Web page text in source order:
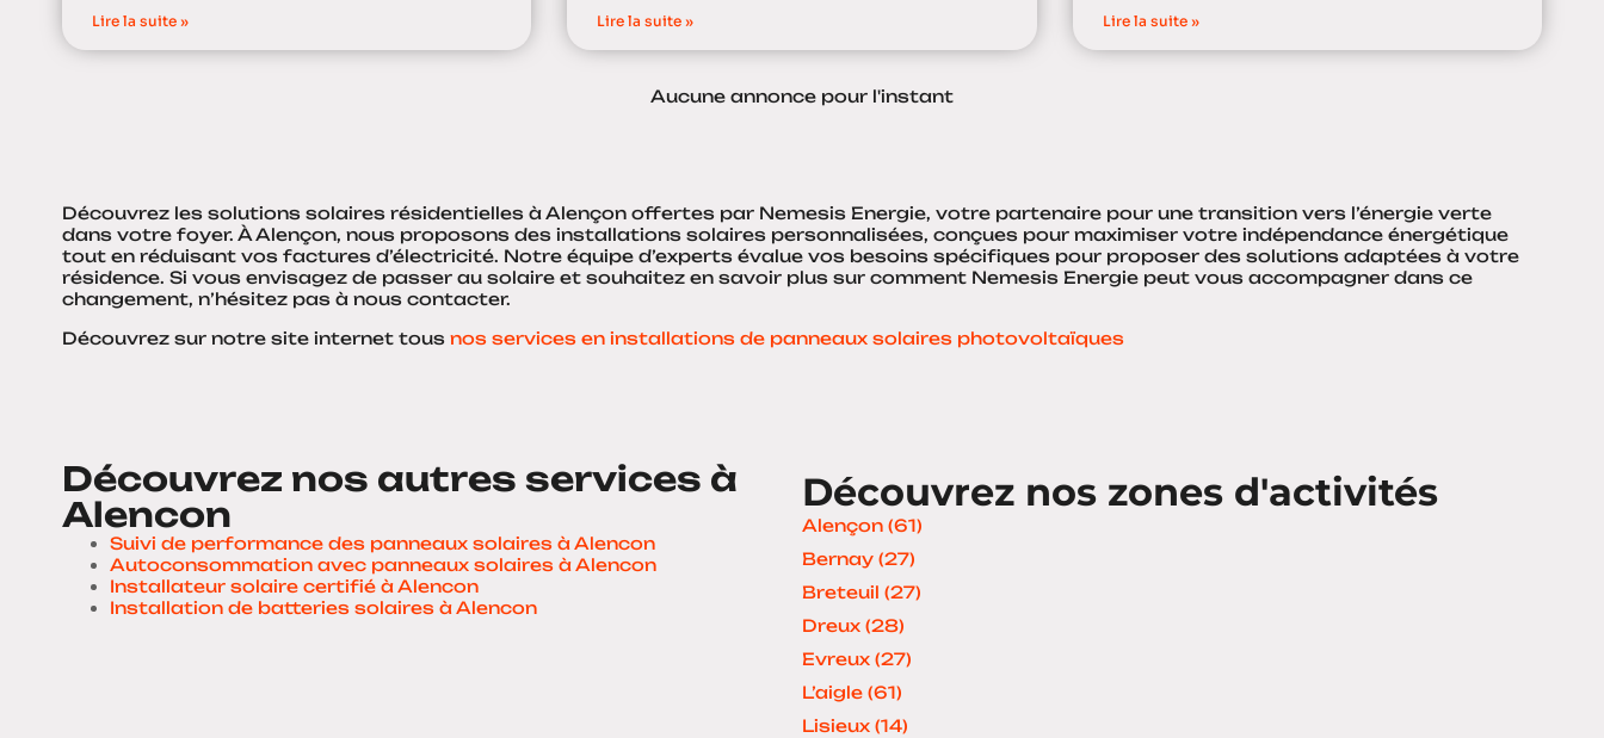
Lire la suite » Lire la suite » Lire la suite »
Aucune annonce pour l'instant
Découvrez les solutions solaires résidentielles à Alençon offertes par Nemesis Energie, votre partenaire pour une transition vers l’énergie verte
dans votre foyer. À Alençon, nous proposons des installations solaires personnalisées, conçues pour maximiser votre indépendance énergétique
tout en réduisant vos factures d’électricité. Notre équipe d’experts évalue vos besoins spécifiques pour proposer des solutions adaptées à votre
résidence. Si vous envisagez de passer au solaire et souhaitez en savoir plus sur comment Nemesis Energie peut vous accompagner dans ce
changement, n’hésitez pas à nous contacter.
Découvrez sur notre site internet tous nos services en installations de panneaux solaires photovoltaïques
Découvrez nos autres services à
Alencon
Suivi de performance des panneaux solaires à Alencon
Autoconsommation avec panneaux solaires à Alencon
Installateur solaire certifié à Alencon
Installation de batteries solaires à Alencon
Découvrez nos zones d'activités
Alençon (61)
Bernay (27)
Breteuil (27)
Dreux (28)
Evreux (27)
L’aigle (61)
Lisieux (14)